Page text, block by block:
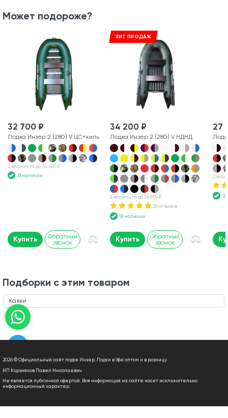
Может подороже?
32 700 ₽
Лодка Инзер 2 (280) V ЦС+киль
2 варианта до 34 500 ₽
В наличии
Купить
Обратный
звонок
ХИТ ПРОДАЖ
34 200 ₽
Лодка Инзер 2 (280) V НДНД
2 варианта до 35 900 ₽
36 отзывов
В наличии
Купить
Обратный
звонок
27
2
В
Подборки с этим товаром
Каяки
2026 © Официальный сайт лодок Инзер. Лодки в Уфе оптом и в розницу
ИП Корзняков Павел Николаевич
Не является публичной офертой. Вся информация на сайте носит исключительно
информационный характер.